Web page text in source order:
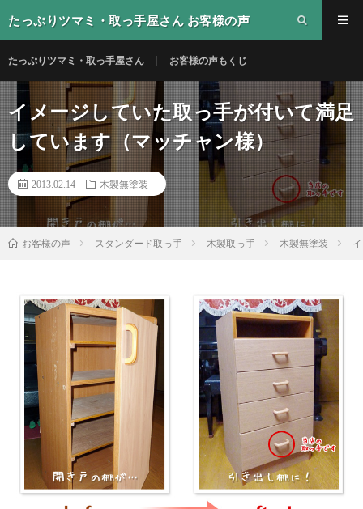
たっぷりツマミ・取っ手屋さん お客様の声
たっぷりツマミ・取っ手屋さん お客様の声もくじ
イメージしていた取っ手が付いて満足
しています（マッチャン様）
2013.02.14 木製無塗装
お客様の声 スタンダード取っ手 木製取っ手 木製無塗装